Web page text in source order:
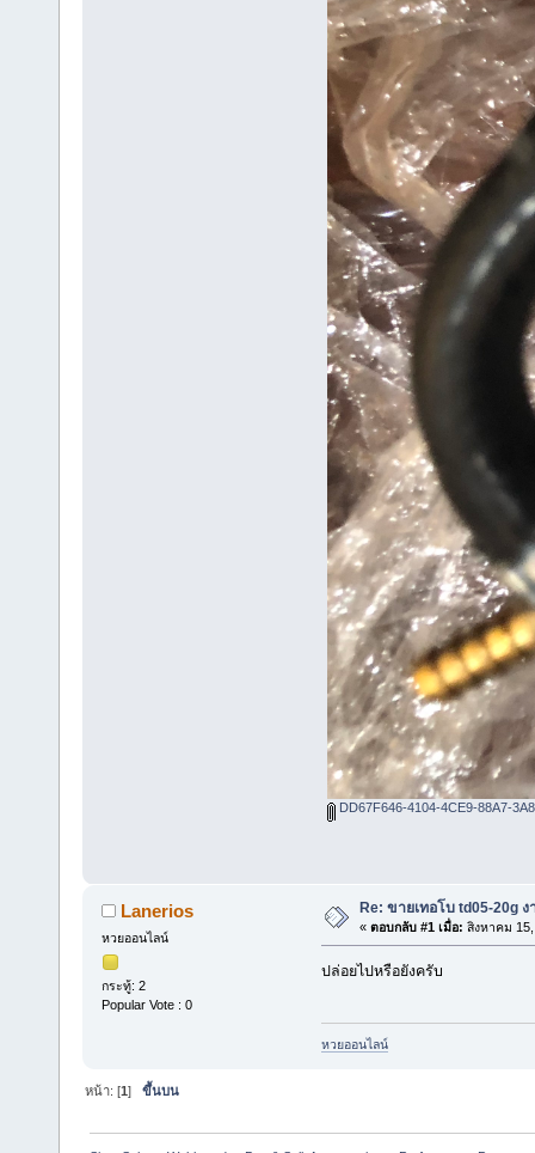
DD67F646-4104-4CE9-88A7-
Lanerios
หวยออนไลน์
กระทู้: 2
Popular Vote : 0
Re: ขายเทอโบ td05-20g ง
« ตอบกลับ #1 เมื่อ: สิงหาคม
ปล่อยไปหรือยังครับ
หวยออนไลน์
หน้า: [1]ขึ้นบน